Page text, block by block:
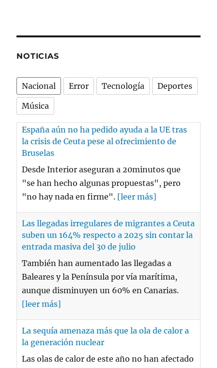
NOTICIAS
Nacional Error Tecnología Deportes
Música
Las llegadas irregulares de migrantes a Ceuta
suben un 164% respecto a 2025 sin contar la
entrada masiva del 30 de julio
También han aumentado las llegadas a
Baleares y la Península por vía marítima,
aunque disminuyen un 60% en Canarias.
[leer más]
La sequía amenaza más que la ola de calor a
la generación nuclear
Las olas de calor de este año no han afectado
al funcionamiento de las centrales nucleares
españolas pero en 2024 la de Ascó tuvo
dificultades para sortear la falta de agua que
obligó en Cataluña a limitar el consumo
prohibir llenar piscinas o regar con agua
potable. Mientras, una leve crecida del
Danubio en el último momento evitó tener